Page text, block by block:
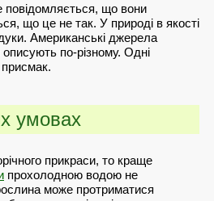
повідомляється, що вони
що це не так. У природі в якості
Американські джерела
по-різному. Одні
умовах
прикраси, то краще
прохолодною водою не
може протриматися